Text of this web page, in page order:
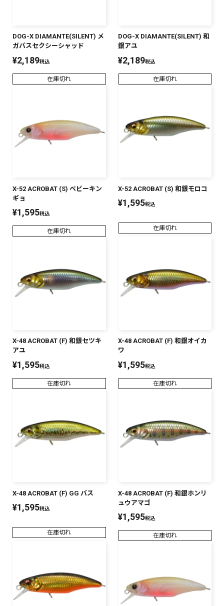
DOG-X DIAMANTE(SILENT) メ
ガバスセクシーシャッド
¥2,189税込
在庫切れ
DOG-X DIAMANTE(SILENT) 和
銀アユ
¥2,189税込
在庫切れ
X-52 ACROBAT (S) ベビーキン
ギョ
¥1,595税込
在庫切れ
X-52 ACROBAT (S) 和銀モロコ
¥1,595税込
在庫切れ
X-48 ACROBAT (F) 和銀セツキ
アユ
¥1,595税込
在庫切れ
X-48 ACROBAT (F) 和銀オイカ
ワ
¥1,595税込
在庫切れ
X-48 ACROBAT (F) GG バス
¥1,595税込
在庫切れ
X-48 ACROBAT (F) 和銀ホンリ
ュウアマゴ
¥1,595税込
在庫切れ